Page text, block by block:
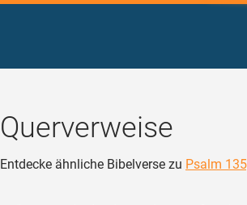
Querverweise
Entdecke ähnliche Bibelverse zu Psalm